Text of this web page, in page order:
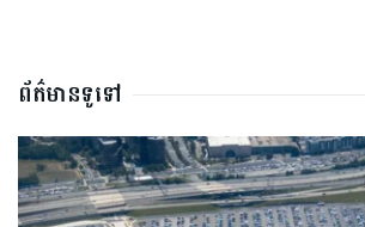
ព័ត៌មានទូទៅ